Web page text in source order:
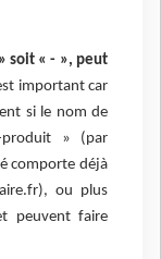
soit « - », peut
important car
si le nom de
» (par
comporte déjà
ou plus
peuvent faire